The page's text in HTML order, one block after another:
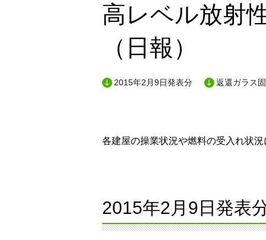
高レベル放射
（日報）
2015年2月9日発表分 返還ガラス
各建屋の操業状況や燃料の受入れ状
2015年2月9日発表